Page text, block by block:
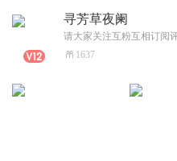
寻芳草夜阑
请大家关注互粉互相订阅
1637